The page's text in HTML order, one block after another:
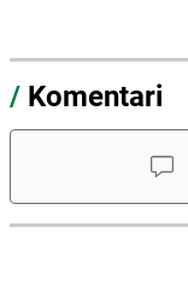
/ Komentari